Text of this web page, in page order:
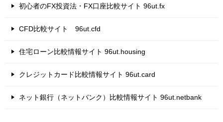
初心者のFX投資法・FX口座比較サイト 96ut.fx
CFD比較サイト 96ut.cfd
住宅ローン比較情報サイト 96ut.housing
クレジットカード比較情報サイト 96ut.card
ネット銀行（ネットバンク）比較情報サイト 96ut.netbank